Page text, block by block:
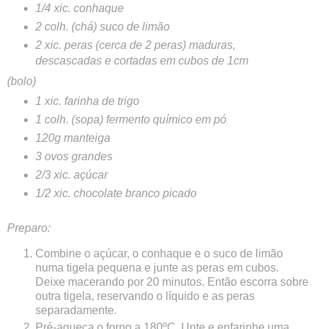
1/4 xic. conhaque
2 colh. (chá) suco de limão
2 xic. peras (cerca de 2 peras) maduras,
descascadas e cortadas em cubos de 1cm
(bolo)
1 xic. farinha de trigo
1 colh. (sopa) fermento químico em pó
120g manteiga
3 ovos grandes
2/3 xic. açúcar
1/2 xic. chocolate branco picado
Preparo:
Combine o açúcar, o conhaque e o suco de limão
numa tigela pequena e junte as peras em cubos.
Deixe macerando por 20 minutos. Então escorra sobre
outra tigela, reservando o líquido e as peras
separadamente.